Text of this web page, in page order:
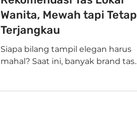
Wanita, Mewah tapi Tetap
Terjangkau
Siapa bilang tampil elegan harus
mahal? Saat ini, banyak brand tas